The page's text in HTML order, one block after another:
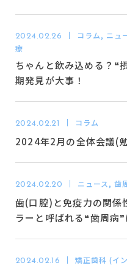
2024.02.26
コラム, ニュ
療
ちゃんと飲み込める？❝
期発見が大事！
2024.02.21 コラム
2024年2月の全体会議(
2024.02.20 ニュース, 歯
歯(口腔)と免疫力の関係
ラーと呼ばれる❝歯周病
2024.02.16 矯正歯科 (イ